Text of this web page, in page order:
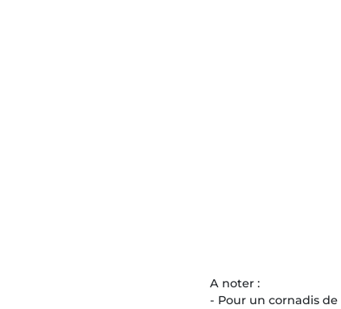
A noter :
- Pour un cornadis de